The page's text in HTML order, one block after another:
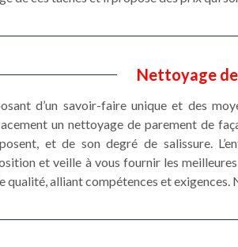
Nettoyage
d’un savoir-faire unique et des
un nettoyage de parement de
et de son degré de salissure.
et veille à vous fournir les
qualité, alliant compétences et exigences.